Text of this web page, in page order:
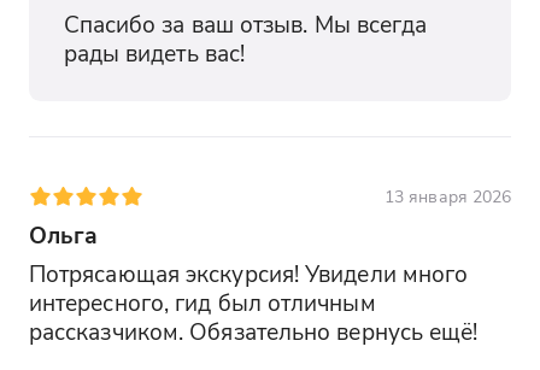
Спасибо за ваш отзыв. Мы всегда
рады видеть вас!
13 января 2026
Ольга
Потрясающая экскурсия! Увидели много
интересного, гид был отличным
рассказчиком. Обязательно вернусь ещё!